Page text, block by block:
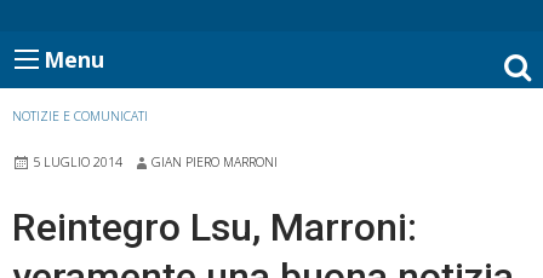
Menu
NOTIZIE E COMUNICATI
5 LUGLIO 2014 GIAN PIERO MARRONI
Reintegro Lsu, Marroni: